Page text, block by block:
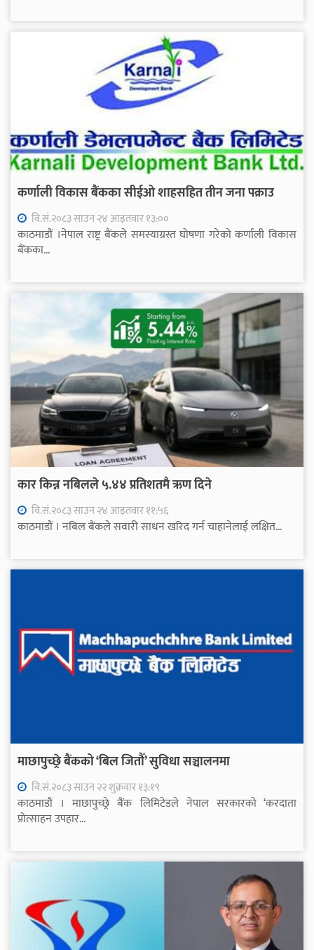
कर्णाली विकास बैंकका सीईओ शाहसहित तीन जना पक्राउ
वि.सं.२०८३ साउन २४ आइतवार १३:००
काठमाडौं ।नेपाल राष्ट्र बैंकले समस्याग्रस्त घोषणा गरेको कर्णाली विकास
बैंकका...
कार किन्न नबिलले ५.४४ प्रतिशतमै ऋण दिने
वि.सं.२०८३ साउन २४ आइतवार ११:५६
काठमाडौं । नबिल बैंकले सवारी साधन खरिद गर्न चाहानेलाई लक्षित...
माछापुच्छ्रे बैंकको ‘बिल जितौँ’ सुविधा सञ्चालनमा
वि.सं.२०८३ साउन २२ शुक्रवार १३:१९
काठमाडौं । माछापुच्छ्रे बैंक लिमिटेडले नेपाल सरकारको ‘करदाता
प्रोत्साहन उपहार...